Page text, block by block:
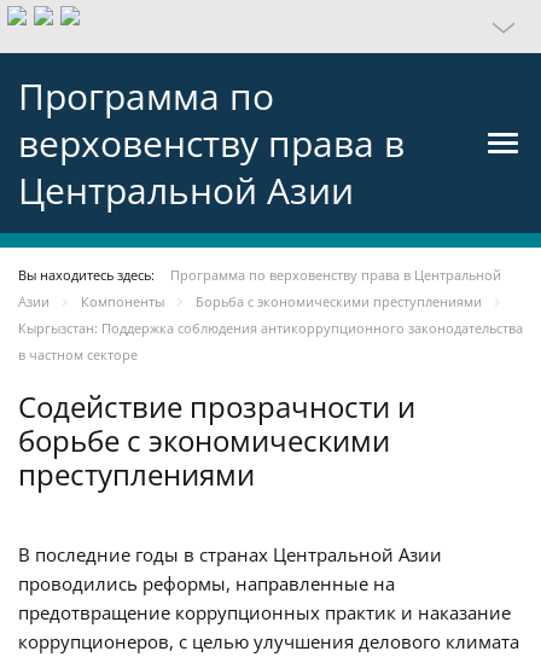
Программа по
верховенству права в
Центральной Азии
Вы находитесь здесь:
Программа по верховенству права в Центральной
Азии
Компоненты
Борьба с экономическими преступлениями
Кыргызстан: Поддержка соблюдения антикоррупционного законодательства
в частном секторе
Содействие прозрачности и
борьбе с экономическими
преступлениями
В последние годы в странах Центральной Азии
проводились реформы, направленные на
предотвращение коррупционных практик и наказание
коррупционеров, с целью улучшения делового климата